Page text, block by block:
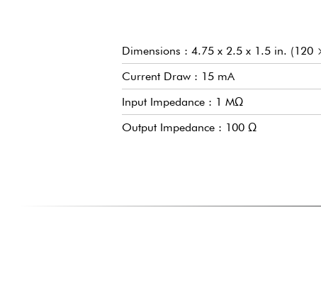
Dimensions : 4.75 x 2.5 x 1.5 in.
Current Draw : 15 mA
Input Impedance : 1 MΩ
Output Impedance : 100 Ω